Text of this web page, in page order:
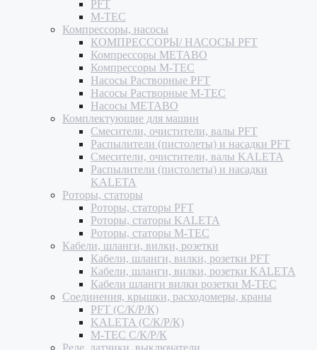
PFT
M-TEC
Компрессоры, насосы
КОМПРЕССОРЫ/ НАСОСЫ PFT
Компрессоры METABO
Компрессоры M-TEC
Насосы Растворные PFT
Насосы Растворные M-TEC
Насосы METABO
Комплектующие для машин
Смесители, очистители, валы PFT
Распылители (пистолеты) и насадки PFT
Смесители, очистители, валы KALETA
Распылители (пистолеты) и насадки
KALETA
Роторы, статоры
Роторы, статоры PFT
Роторы, статоры KALETA
Роторы, статоры M-TEC
Кабели, шланги, вилки, розетки
Кабели, шланги, вилки, розетки PFT
Кабели, шланги, вилки, розетки KALETA
Кабели шланги вилки розетки M-TEC
Соединения, крышки, расходомеры, краны
PFT (С/К/Р/К)
KALETA (С/К/Р/К)
M-TEC С/К/Р/К